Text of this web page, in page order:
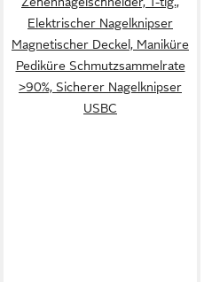
Elektrischer Nagelknipser
Magnetischer Deckel, Maniküre
Pediküre Schmutzsammelrate
>90%, Sicherer Nagelknipser
USBC